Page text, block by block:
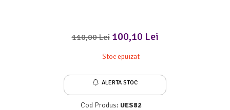
110,00 Lei 100,10 Lei
Stoc epuizat
ALERTA STOC
Cod Produs: UES82